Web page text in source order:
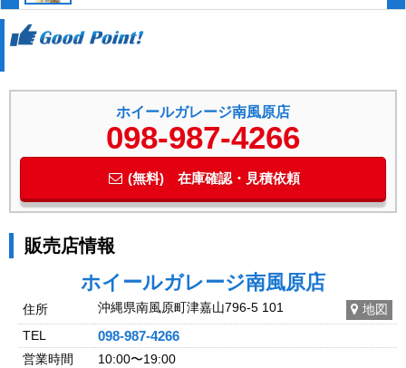
ホイールガレージ南風原店
098-987-4266
(無料) 在庫確認・見積依頼
販売店情報
ホイールガレージ南風原店
住所 沖縄県南風原町津嘉山796-5 101
地図
TEL
098-987-4266
営業時間
10:00〜19:00